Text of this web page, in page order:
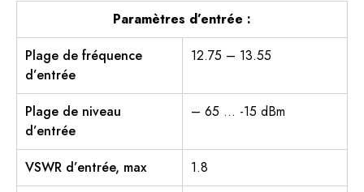
Paramètres d’entrée :
Plage de fréquence
d’entrée
12.75 – 13.55
Plage de niveau
d’entrée
– 65 … -15 dBm
VSWR d’entrée, max
1.8